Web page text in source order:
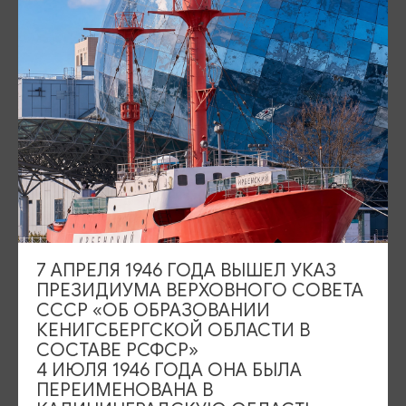
Н.Мазовского
в городском парке, памятная доска на здании
госпиталя, у стен которого были захоронены умершие от ран
русские солдаты, памятный обелиск в городском сквере.
В посёлке Железнодорожном сохранилась очаровательная
застройка в стиле фахверк, популярного в эпоху Средневековья в
некоторых странах западной Европы. У вас будет ощущение, что
вы оказались в Германии: домики с черепичными крышами,
яркими ставнями на окнах, неповторимыми входными дверями и
«вкуснейшими» архитектурными деталями. Вы будете очарованы!
В программе предусмотрено свободное время на обед. Обед
оплачивается самостоятельно.
*При себе иметь паспорт/ свидетельство о рождении для
КАК ОПЛАТИТЬ
Стоимость экскурсии:
7 АПРЕЛЯ 1946 ГОДА ВЫШЕЛ УКАЗ
ПРЕЗИДИУМА ВЕРХОВНОГО СОВЕТА
СССР «ОБ ОБРАЗОВАНИИ
КЕНИГСБЕРГСКОЙ ОБЛАСТИ В
СОСТАВЕ РСФСР»
4 ИЮЛЯ 1946 ГОДА ОНА БЫЛА
ПЕРЕИМЕНОВАНА В